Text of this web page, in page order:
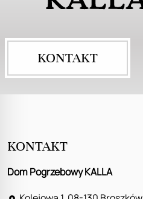
KONTAKT
KONTAKT
Dom Pogrzebowy KALLA